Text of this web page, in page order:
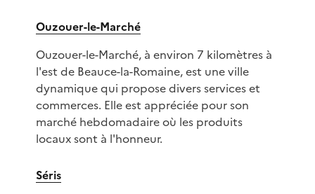
Ouzouer-le-Marché
Ouzouer-le-Marché, à environ 7 kilomètres à
l'est de Beauce-la-Romaine, est une ville
dynamique qui propose divers services et
commerces. Elle est appréciée pour son
marché hebdomadaire où les produits
locaux sont à l'honneur.
Séris